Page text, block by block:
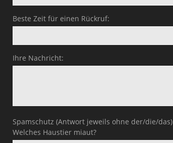
Beste Zeit für einen Rückruf:
Ihre Nachricht:
Spamschutz (Antwort jeweils ohne der/die/das)
Welches Haustier miaut?